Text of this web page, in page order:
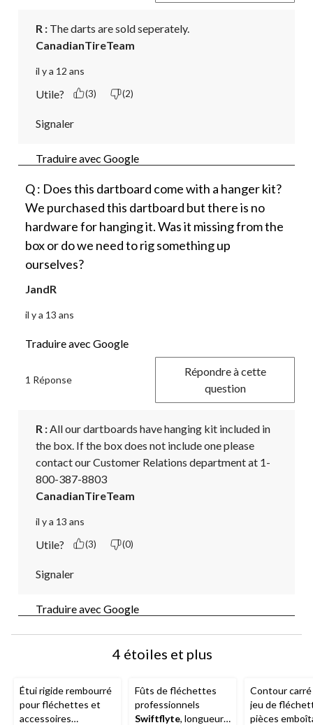
R : The darts are sold seperately.
CanadianTireTeam
il y a 12 ans
Utile? (3) (2)
Signaler
Traduire avec Google
Q : Does this dartboard come with a hanger kit?
We purchased this dartboard but there is no
hardware for hanging it. Was it missing from the
box or do we need to rig something up
ourselves?
JandR
il y a 13 ans
Traduire avec Google
1 Réponse
Répondre à cette
question
R : All our dartboards have hanging kit included in
the box. If the box does not include one please
contact our Customer Relations department at 1-
800-387-8803
CanadianTireTeam
il y a 13 ans
Utile? (3) (0)
Signaler
Traduire avec Google
4 étoiles et plus
Étui rigide rembourré
pour fléchettes et
accessoires
Fûts de fléchettes
professionnels
Swiftflyte, longueur
Contour
jeu de
pièces